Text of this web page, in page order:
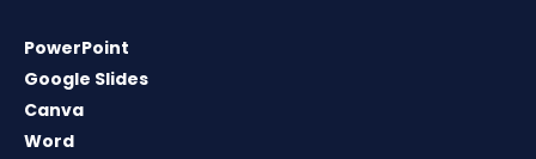
PowerPoint
Google Slides
Canva
Word